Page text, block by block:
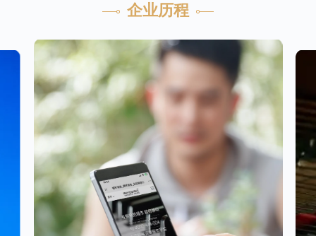
企业历程